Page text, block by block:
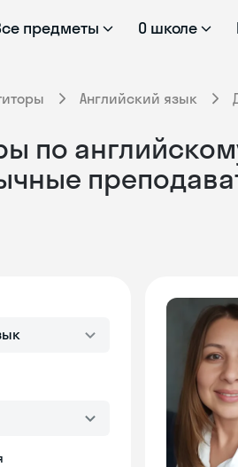
предметы О школе
Английский язык
по